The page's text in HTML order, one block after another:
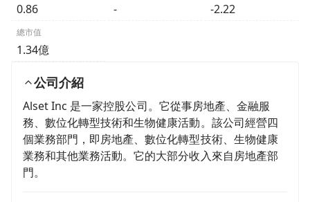
0.86 - -2.22
總市值
1.34億
公司介紹
Alset Inc 是一家控股公司。它從事房地產、金融服
務、數位化轉型技術和生物健康活動。該公司經營四
個業務部門，即房地產、數位化轉型技術、生物健康
業務和其他業務活動。它的大部分收入來自房地產部
門。